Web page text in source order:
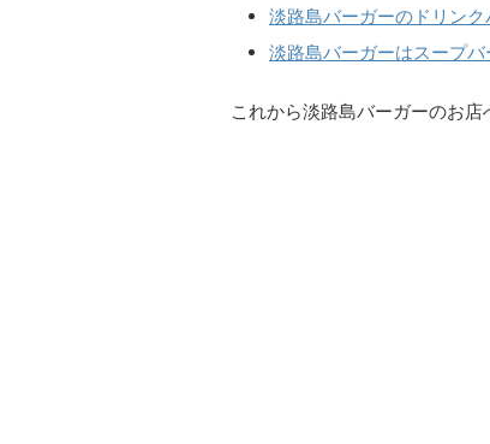
淡路島バーガーのドリン
淡路島バーガーはスープ
これから淡路島バーガーのお店